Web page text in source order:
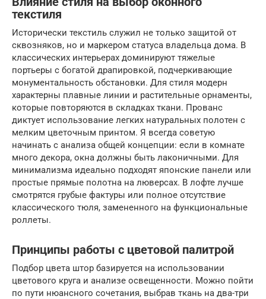
текстиля
Исторически текстиль служил не только защитой от
сквозняков, но и маркером статуса владельца дома. В
классических интерьерах доминируют тяжелые
портьеры с богатой драпировкой, подчеркивающие
монументальность обстановки. Для стиля модерн
характерны плавные линии и растительные орнаменты,
которые повторяются в складках ткани. Прованс
диктует использование легких натуральных полотен с
мелким цветочным принтом. Я всегда советую
начинать с анализа общей концепции: если в комнате
много декора, окна должны быть лаконичными. Для
минимализма идеально подходят японские панели или
простые прямые полотна на люверсах. В лофте лучше
смотрятся грубые фактуры или полное отсутствие
классического тюля, замененного на функциональные
роллеты.
Принципы работы с цветовой палитрой
Подбор цвета штор базируется на использовании
цветового круга и анализе освещенности. Можно пойти
по пути нюансного сочетания, выбрав ткань на два-три